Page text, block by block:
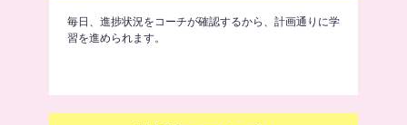
毎日、進捗状況をコーチが確認するから、計画通りに学
習を進められます。